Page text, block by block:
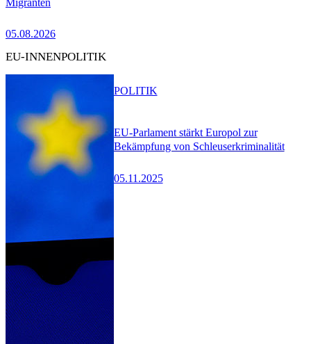
05.08.2026
EU-INNENPOLITIK
EU-Parlament stärkt Europol zur
Bekämpfung von Schleuserkriminalität
05.11.2025
POLITIK